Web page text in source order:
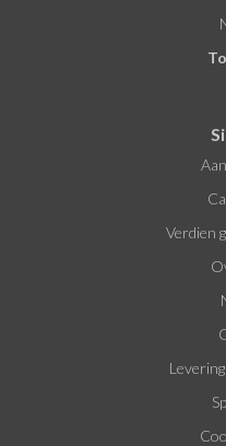
Verdien